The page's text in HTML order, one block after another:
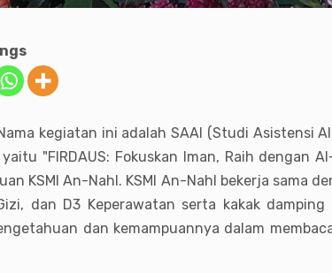
kegiatan ini adalah SAAI (Studi Asistensi
"FIRDAUS: Fokuskan Iman, Raih dengan
KSMI An-Nahl. KSMI An-Nahl bekerja sama
dan D3 Keperawatan serta kakak
dan kemampuannya dalam